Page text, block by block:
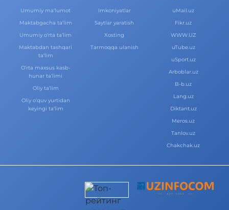
Umumiy ma‘lumot
Maktabgacha ta‘lim
Umumiy o‘rta ta‘lim
Maktabdan tashqari
ta‘lim
O‘rta maxsus kasb-
hunar ta‘limi
Oliy ta‘lim
Oliy o‘quv yurtidan
keyingi ta‘lim
Imkoniyatlar
Saytlar yaratish
Xosting
Tarmoqqa ulanish
uMail.uz
Fikr.uz
WWW.UZ
uTube.uz
uSport.uz
Arboblar.uz
B-b.uz
Lang.uz
Diktant.uz
Meros.uz
Tanlov.uz
Chakchak.uz